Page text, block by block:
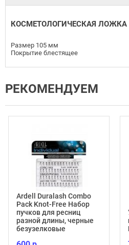
КОСМЕТОЛОГИЧЕСКАЯ ЛОЖКА
Размер 105 мм
Покрытие блестящее
РЕКОМЕНДУЕМ
Ardell Duralash Combo
Pack Knot-Free Набор
пучков для ресниц
разной длины, черные
безузелковые